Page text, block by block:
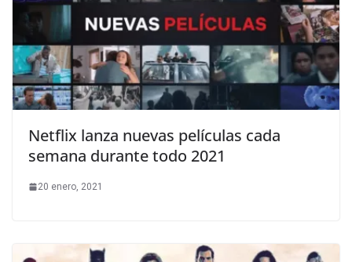
Netflix lanza nuevas películas cada
semana durante todo 2021
20 enero, 2021